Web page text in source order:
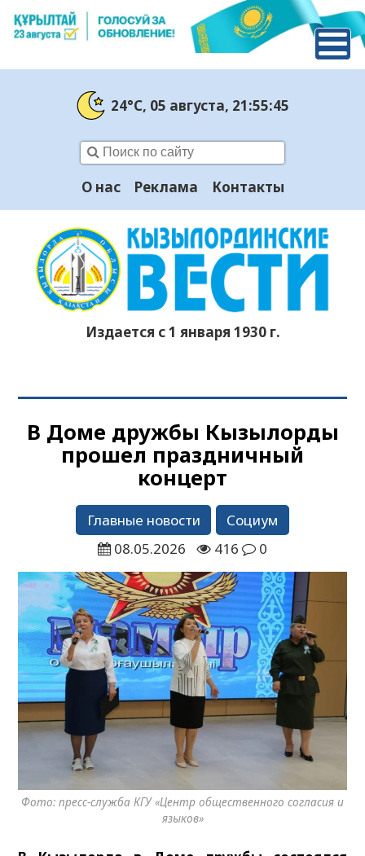
24°C, 05 августа, 21:55:46
О нас Реклама Контакты
Издается с 1 января 1930 г.
В Доме дружбы Кызылорды
прошел праздничный
концерт
Главные новости
Социум
08.05.2026
416 0
Фото: пресс-служба КГУ «Центр общественного согласия и
языков»